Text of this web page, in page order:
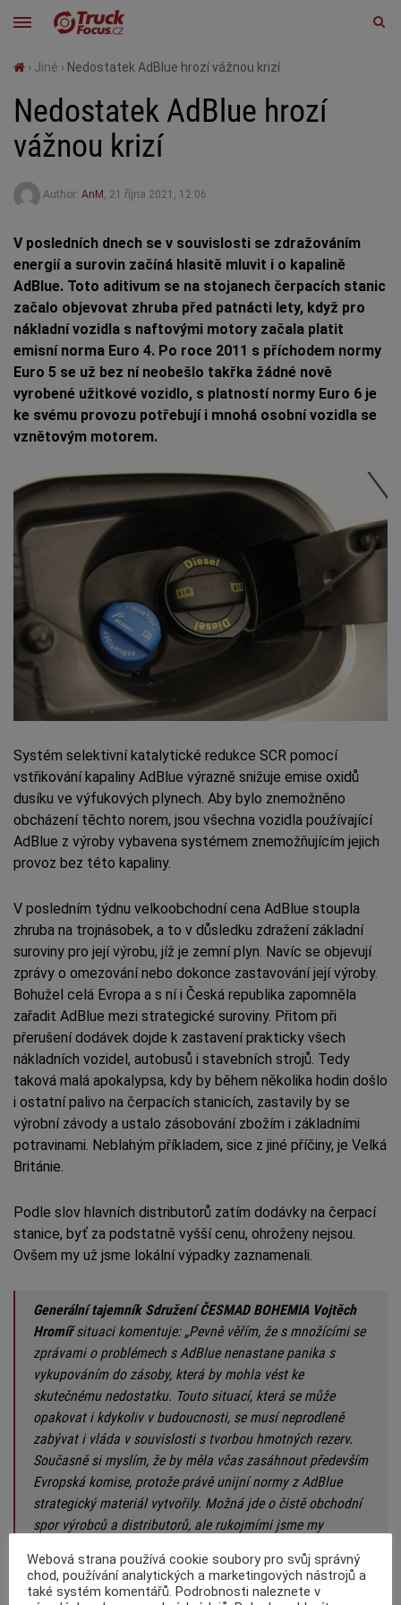
› Jiné › Nedostatek AdBlue hrozí vážnou krizí
Nedostatek AdBlue hrozí
vážnou krizí
Author: AnM , 21 října 2021, 12:06
V posledních dnech se v souvislosti se zdražováním
energií a surovin začíná hlasitě mluvit i o kapalině
AdBlue. Toto aditivum se na stojanech čerpacích stanic
začalo objevovat zhruba před patnácti lety, když pro
nákladní vozidla s naftovými motory začala platit
emisní norma Euro 4. Po roce 2011 s příchodem normy
Euro 5 se už bez ní neobešlo takřka žádné nově
vyrobené užitkové vozidlo, s platností normy Euro 6 je
ke svému provozu potřebují i mnohá osobní vozidla se
vznětovým motorem.
Systém selektivní katalytické redukce SCR pomocí
vstřikování kapaliny AdBlue výrazně snižuje emise oxidů
dusíku ve výfukových plynech. Aby bylo znemožněno
obcházení těchto norem, jsou všechna vozidla používající
AdBlue z výroby vybavena systémem znemožňujícím jejich
provoz bez této kapaliny.
V posledním týdnu velkoobchodní cena AdBlue stoupla
zhruba na trojnásobek, a to v důsledku zdražení základní
suroviny pro její výrobu, jíž je zemní plyn. Navíc se objevují
zprávy o omezování nebo dokonce zastavování její výroby.
Bohužel celá Evropa a s ní i Česká republika zapomněla
zařadit AdBlue mezi strategické suroviny. Přitom při
přerušení dodávek dojde k zastavení prakticky všech
nákladních vozidel, autobusů i stavebních strojů. Tedy
taková malá apokalypsa, kdy by během několika hodin došlo
i ostatní palivo na čerpacích stanicích, zastavily by se
výrobní závody a ustalo zásobování zbožím i základními
potravinami. Neblahým příkladem, sice z jiné příčiny, je Velká
Británie.
Podle slov hlavních distributorů zatím dodávky na čerpací
stanice, byť za podstatně vyšší cenu, ohroženy nejsou.
Ovšem my už jsme lokální výpadky zaznamenali.
Generální tajemník Sdružení ČESMAD BOHEMIA Vojtěch
Hromířsituaci komentuje: „Pevně věřím, že s množícími se
zprávami o problémech s AdBlue nenastane panika s
vykupováním do zásoby, která by mohla vést ke
skutečnému nedostatku. Touto situací, která se může
opakovat i kdykoliv v budoucnosti, se musí neprodleně
zabývat i vláda v souvislosti s tvorbou hmotných rezerv.
Současně si myslím, že by měla včas zasáhnout především
Evropská komise, protože právě unijní normy z AdBlue
strategický materiál vytvořily. Možná jde o čistě obchodní
spor výrobců a distributorů, ale rukojmími jsme my
regulačními netržními pravomocemi.“
Webová strana používá cookie soubory pro svůj správný
chod, používání analytických a marketingových nástrojů a
také systém komentářů. Podrobnosti naleznete v